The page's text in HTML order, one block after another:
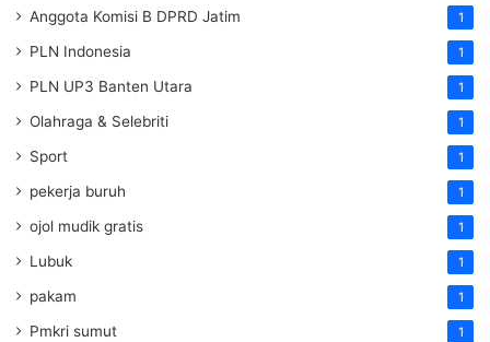
Anggota Komisi B DPRD Jatim 1
PLN Indonesia 1
PLN UP3 Banten Utara 1
Olahraga & Selebriti 1
Sport 1
pekerja buruh 1
ojol mudik gratis 1
Lubuk 1
pakam 1
Pmkri sumut 1